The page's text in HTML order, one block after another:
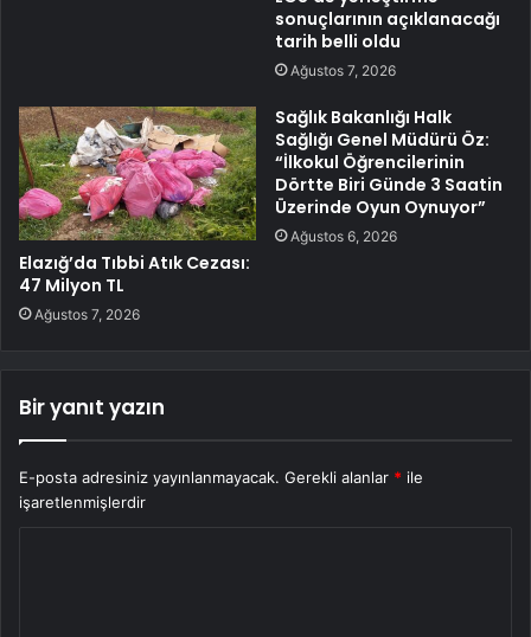
sonuçlarının açıklanacağı
tarih belli oldu
Ağustos 7, 2026
Elazığ’da Tıbbi Atık Cezası:
47 Milyon TL
Ağustos 7, 2026
Sağlık Bakanlığı Halk
Sağlığı Genel Müdürü Öz:
“İlkokul Öğrencilerinin
Dörtte Biri Günde 3 Saatin
Üzerinde Oyun Oynuyor”
Ağustos 6, 2026
Bir yanıt yazın
E-posta adresiniz yayınlanmayacak. Gerekli alanlar * ile
işaretlenmişlerdir